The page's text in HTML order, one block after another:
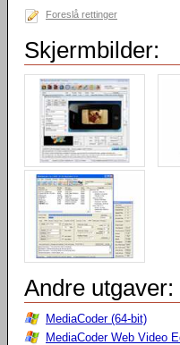
Foreslå rettinger
Skjermbilder:
Andre utgaver:
MediaCoder (64-bit)
MediaCoder Web Video